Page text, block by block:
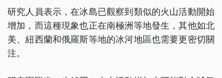
研究人員表示，在冰島已觀察到類似的火山活動開始
增加，而這種現象也正在南極洲等地發生，其他如北
美、紐西蘭和俄羅斯等地的冰河地區也需要更密切關
注。